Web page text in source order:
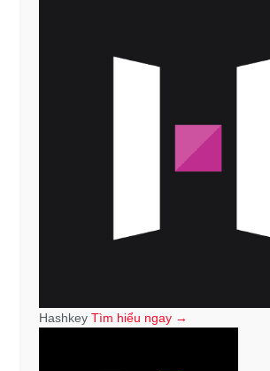
Hashkey Tìm hiểu ngay →